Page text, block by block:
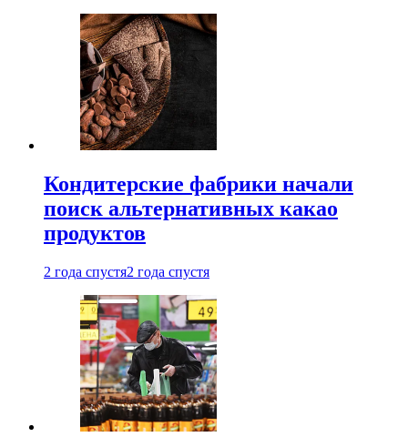
Кондитерские фабрики начали
поиск альтернативных какао
продуктов
2 года спустя2 года спустя